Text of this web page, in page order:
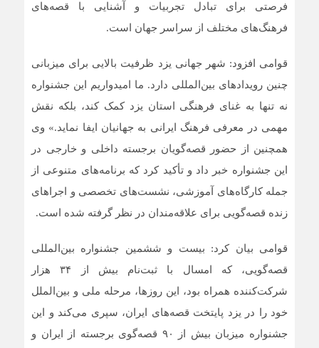
فرصتی برای تبادل تجربیات و آشنایی با قصه‌های
فرهنگ‌های مختلف از سراسر جهان است.
قوامی افزود: شهر جهانی یزد ظرفیت بالایی برای میزبانی
چنین رویدادهای بین‌المللی دارد. ما امیدواریم این جشنواره
نه تنها به غنای فرهنگی استان یزد کمک کند، بلکه نقش
مهمی در معرفی فرهنگ ایرانی به جهانیان ایفا نماید.» وی
همچنین از حضور قصه‌گویان برجسته داخلی و خارجی در
این جشنواره خبر داد و تأکید کرد که برنامه‌های متنوعی از
جمله کارگاه‌های آموزشی، نشست‌های تخصصی و اجراهای
زنده قصه‌گویی برای علاقه‌مندان در نظر گرفته شده است.
قوامی بیان کرد: بیست و ششمین جشنواره بین‌المللی
قصه‌گویی، که امسال با ثبت‌نام بیش از ۳۴ هزار
شرکت‌کننده همراه بود، این روزها، مرحله ملی و بین‌الملل
خود را در یزد پایتخت قصه‌های ایران، سپری می‌کند و این
جشنواره میزبان بیش از ۹۰ قصه‌گوی برجسته از ایران و